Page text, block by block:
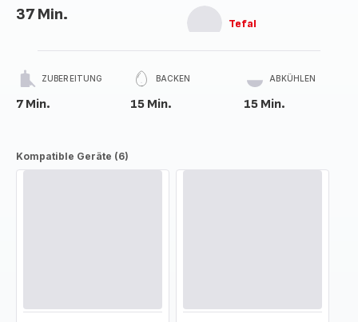
37 Min. Tefal
ZUBEREITUNG
7 Min.
BACKEN
15 Min.
ABKÜHLEN
15 Min.
Kompatible Geräte (6)